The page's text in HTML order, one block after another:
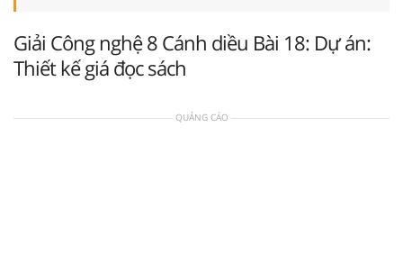
Giải Công nghệ 8 Cánh diều Bài 18: Dự án:
Thiết kế giá đọc sách
QUẢNG CÁO